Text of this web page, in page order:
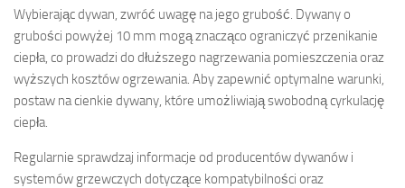
Wybierając dywan, zwróć uwagę na jego grubość. Dywany o
grubości powyżej 10 mm mogą znacząco ograniczyć przenikanie
ciepła, co prowadzi do dłuższego nagrzewania pomieszczenia oraz
wyższych kosztów ogrzewania. Aby zapewnić optymalne warunki,
postaw na cienkie dywany, które umożliwiają swobodną cyrkulację
ciepła.
Regularnie sprawdzaj informacje od producentów dywanów i
systemów grzewczych dotyczące kompatybilności oraz